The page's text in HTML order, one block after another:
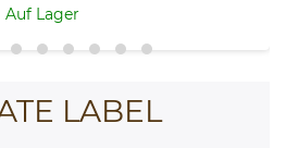
Auf Lager
LABEL